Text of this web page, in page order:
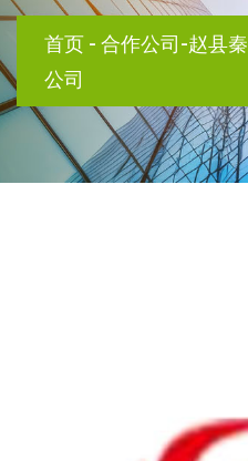
首页 - 合作公司-赵县
公司